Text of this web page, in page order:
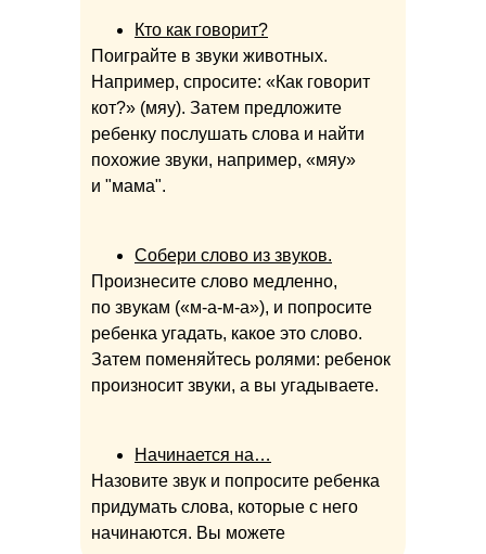
Кто как говорит?
Поиграйте в звуки животных.
Например, спросите: «Как говорит
кот?» (мяу). Затем предложите
ребенку послушать слова и найти
похожие звуки, например, «мяу»
и "мама".
Собери слово из звуков.
Произнесите слово медленно,
по звукам («м-а-м-а»), и попросите
ребенка угадать, какое это слово.
Затем поменяйтесь ролями: ребенок
произносит звуки, а вы угадываете.
Начинается на…
Назовите звук и попросите ребенка
придумать слова, которые с него
начинаются. Вы можете